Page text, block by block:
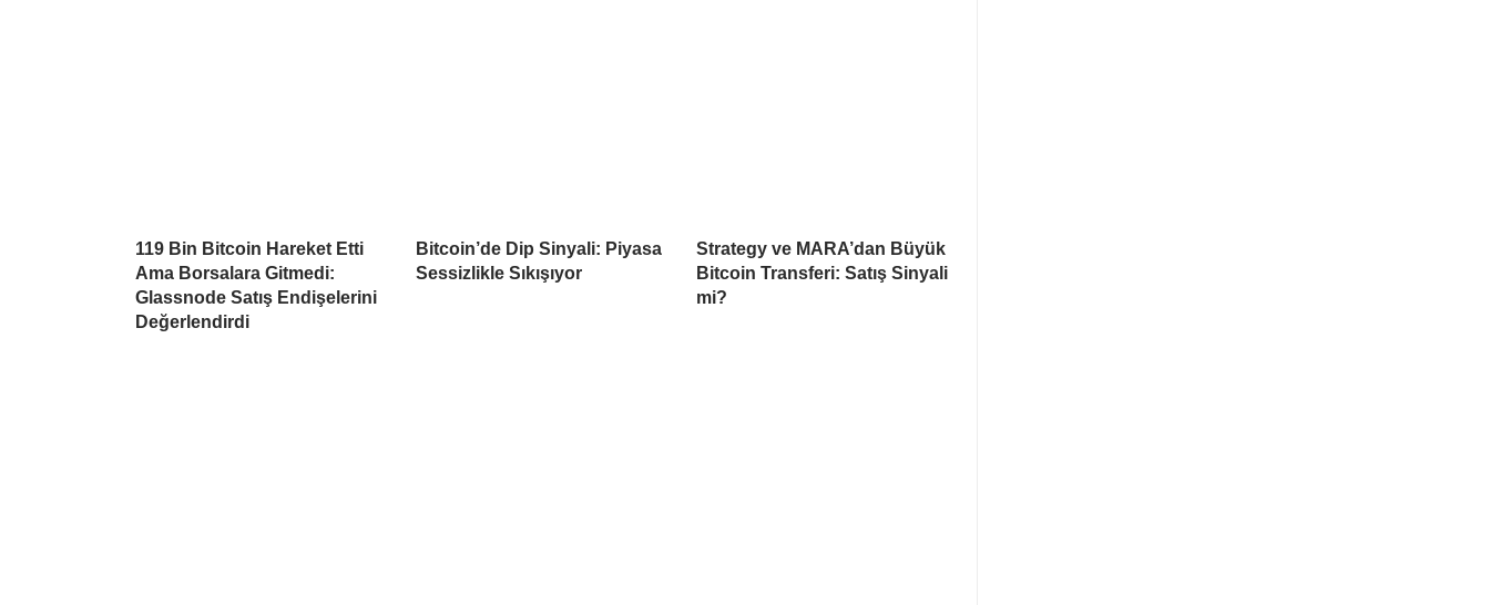
119 Bin Bitcoin Hareket Etti
Ama Borsalara Gitmedi:
Glassnode Satış Endişelerini
Değerlendirdi
Bitcoin’de Dip Sinyali: Piyasa
Sessizlikle Sıkışıyor
Strategy ve MARA’dan Büyük
Bitcoin Transferi: Satış Sinyali
mi?